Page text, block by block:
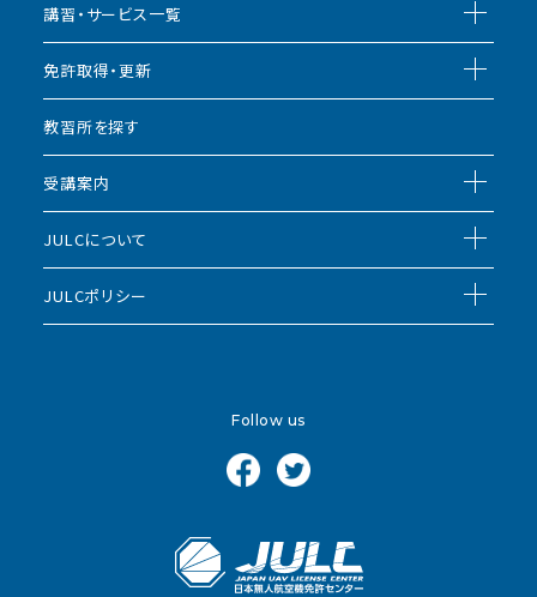
講習・サービス一覧
免許取得・更新
教習所を探す
受講案内
JULCについて
JULCポリシー
Follow us